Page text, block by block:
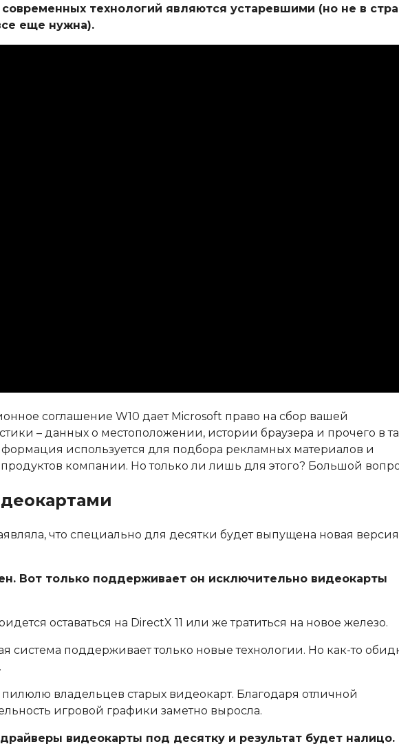
технологий являются устаревшими (но не в
еще нужна).
соглашение W10 дает Microsoft право на сбор вашей
– данных о местоположении, истории браузера и прочего в
используется для подбора рекламных материалов и
компании. Но только ли лишь для этого? Большой
что специально для десятки будет выпущена новая версия
Вот только поддерживает он исключительно видеокарты
оставаться на DirectX 11 или же тратиться на новое железо.
система поддерживает только новые технологии. Но как-то
владельцев старых видеокарт. Благодаря отличной
игровой графики заметно выросла.
видеокарты под десятку и результат будет налицо.